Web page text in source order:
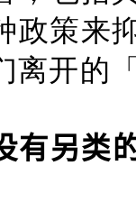
政策来
离开的
有另类